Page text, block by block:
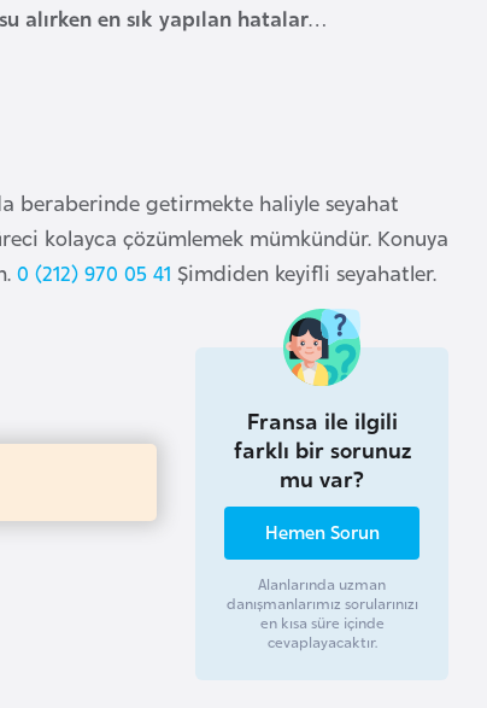
alırken en sık yapılan hatalar…
beraberinde getirmekte haliyle seyahat
kolayca çözümlemek mümkündür. Konuya
0 (212) 970 05 41 Şimdiden keyifli seyahatler.
Fransa ile ilgili
farklı bir sorunuz
mu var?
Hemen Sorun
Alanlarında uzman
danışmanlarımız sorularınızı
en kısa süre içinde
cevaplayacaktır.